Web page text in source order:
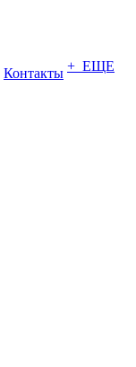
Контакты + ЕЩЕ